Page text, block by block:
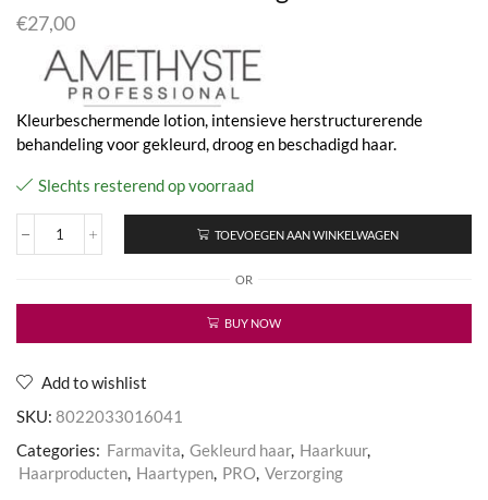
€27,00
Kleurbeschermende lotion, intensieve herstructurerende
behandeling voor gekleurd, droog en beschadigd haar.
Slechts resterend op voorraad
Color
Restoring
aantal
TOEVOEGEN AAN WINKELWAGEN
OR
BUY NOW
Add to wishlist
SKU: 8022033016041
Categories: Farmavita, Gekleurd haar, Haarkuur,
Haarproducten, Haartypen, PRO, Verzorging